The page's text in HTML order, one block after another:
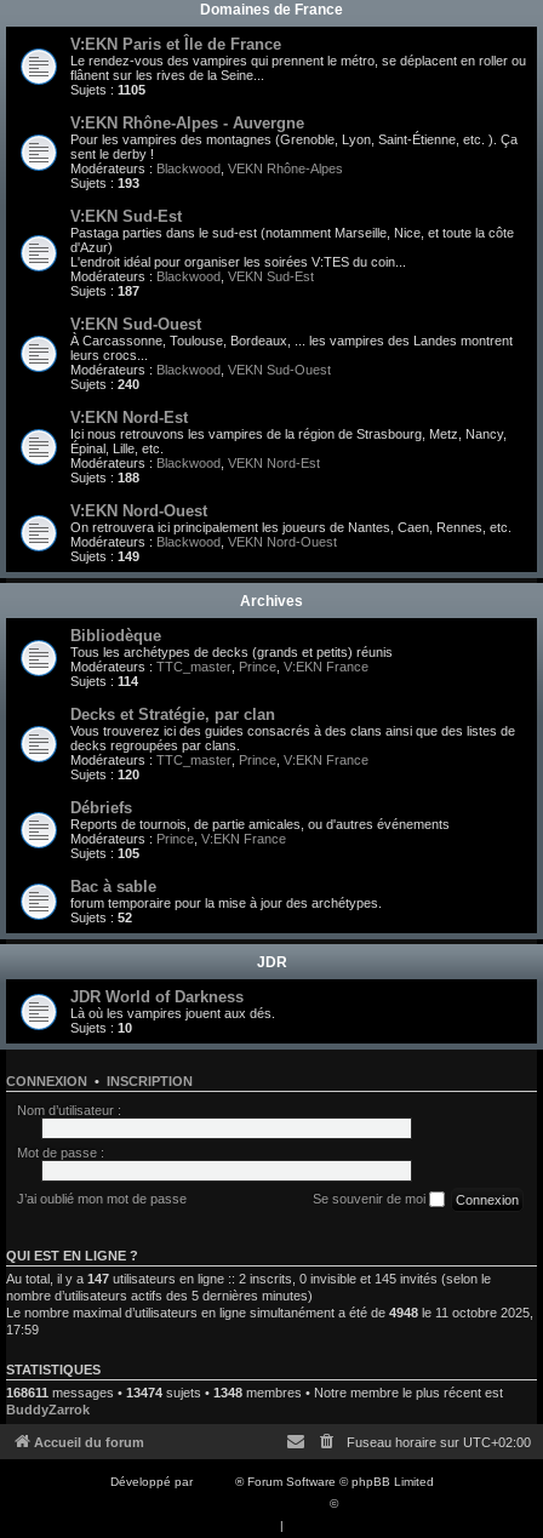
Domaines de France
V:EKN Paris et Île de France
Le rendez-vous des vampires qui prennent le métro, se déplacent en roller ou
flânent sur les rives de la Seine...
Sujets : 1105
V:EKN Rhône-Alpes - Auvergne
Pour les vampires des montagnes (Grenoble, Lyon, Saint-Étienne, etc. ). Ça
sent le derby !
Modérateurs : Blackwood VEKN Rhône-Alpes
Sujets : 193
V:EKN Sud-Est
Pastaga parties dans le sud-est (notamment Marseille, Nice, et toute la côte
d'Azur)
L'endroit idéal pour organiser les soirées V:TES du coin...
Modérateurs : Blackwood VEKN Sud-Est
Sujets : 187
V:EKN Sud-Ouest
À Carcassonne, Toulouse, Bordeaux, ... les vampires des Landes montrent
leurs crocs...
Modérateurs : Blackwood VEKN Sud-Ouest
Sujets : 240
V:EKN Nord-Est
Ici nous retrouvons les vampires de la région de Strasbourg, Metz, Nancy,
Épinal, Lille, etc.
Modérateurs : Blackwood VEKN Nord-Est
Sujets : 188
V:EKN Nord-Ouest
On retrouvera ici principalement les joueurs de Nantes, Caen, Rennes, etc.
Modérateurs : Blackwood VEKN Nord-Ouest
Sujets : 149
Archives
Bibliodèque
Tous les archétypes de decks (grands et petits) réunis
Modérateurs : TTC_master Prince V:EKN France
Sujets : 114
Decks et Stratégie, par clan
Vous trouverez ici des guides consacrés à des clans ainsi que des listes de
decks regroupées par clans.
Modérateurs : TTC_master Prince V:EKN France
Sujets : 120
Débriefs
Reports de tournois, de partie amicales, ou d'autres événements
Modérateurs : Prince V:EKN France
Sujets : 105
Bac à sable
forum temporaire pour la mise à jour des archétypes.
Sujets : 52
JDR
JDR World of Darkness
Là où les vampires jouent aux dés.
Sujets : 10
CONNEXION • INSCRIPTION
Nom d’utilisateur :
Mot de passe :
J’ai oublié mon mot de passe Se souvenir de moi
QUI EST EN LIGNE ?
Au total, il y a 147 utilisateurs en ligne :: 2 inscrits, 0 invisible et 145 invités (selon le
nombre d’utilisateurs actifs des 5 dernières minutes)
Le nombre maximal d’utilisateurs en ligne simultanément a été de 4948 le 11 octobre 2025,
17:59
STATISTIQUES
168611 messages • 13474 sujets • 1348 membres • Notre membre le plus récent est
BuddyZarrok
Accueil du forum Fuseau horaire sur UTC+02:00
Développé par
® Forum Software © phpBB Limited
©
|